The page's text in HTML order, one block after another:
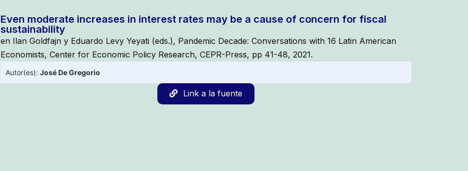
Even moderate increases in interest rates may be a cause of concern for fiscal
sustainability
en Ilan Goldfajn y Eduardo Levy Yeyati (eds.), Pandemic Decade: Conversations with 16 Latin American
Economists, Center for Economic Policy Research, CEPR-Press, pp 41-48, 2021.
Autor(es): José De Gregorio
Link a la fuente